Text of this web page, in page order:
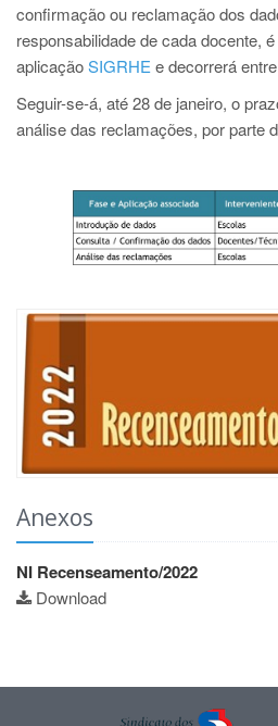
confirmação ou reclamação dos
responsabilidade de cada docente,
aplicaçãoSIGRHE e decorrerá
Seguir-se-á, até 28 de janeiro, o
análise das reclamações, por parte
Anexos
NI Recenseamento/2022
Download